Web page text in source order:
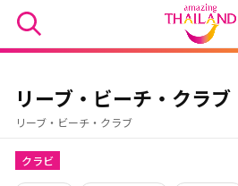
リーブ・ビーチ・クラブ
リーブ・ビーチ・クラブ
クラビ